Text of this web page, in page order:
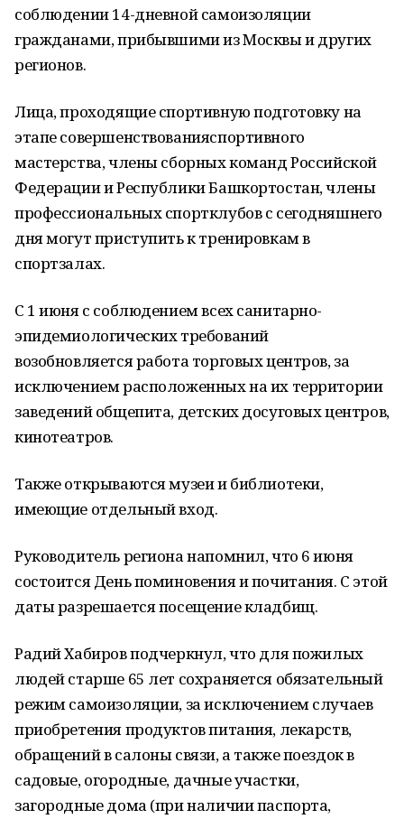
соблюдении 14-дневной самоизоляции
гражданами, прибывшими из Москвы и других
регионов.
Лица, проходящие спортивную подготовку на
этапе совершенствованияспортивного
мастерства, члены сборных команд Российской
Федерации и Республики Башкортостан, члены
профессиональных спортклубов с сегодняшнего
дня могут приступить к тренировкам в
спортзалах.
С 1 июня с соблюдением всех санитарно-
эпидемиологических требований
возобновляется работа торговых центров, за
исключением расположенных на их территории
заведений общепита, детских досуговых центров,
кинотеатров.
Также открываются музеи и библиотеки,
имеющие отдельный вход.
Руководитель региона напомнил, что 6 июня
состоится День поминовения и почитания. С этой
даты разрешается посещение кладбищ.
Радий Хабиров подчеркнул, что для пожилых
людей старше 65 лет сохраняется обязательный
режим самоизоляции, за исключением случаев
приобретения продуктов питания, лекарств,
обращений в салоны связи, а также поездок в
садовые, огородные, дачные участки,
загородные дома (при наличии паспорта,